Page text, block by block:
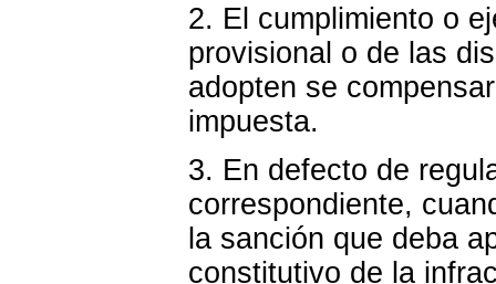
2. El cumplimiento o
provisional o de las
adopten se
impuesta.
3. En defecto de
correspondiente,
la sanción que deba
constitutivo de la